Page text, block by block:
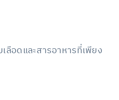
ลือดและสารอาหารที่เพียง